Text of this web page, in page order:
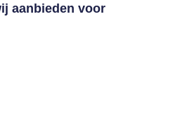
aanbieden voor